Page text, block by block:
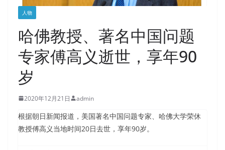
人物
哈佛教授、著名中国问题
专家傅高义逝世，享年90
岁
2020年12月21日 admin
根据朝日新闻报道，美国著名中国问题专家、哈佛大学荣休
教授傅高义当地时间20日去世，享年90岁。